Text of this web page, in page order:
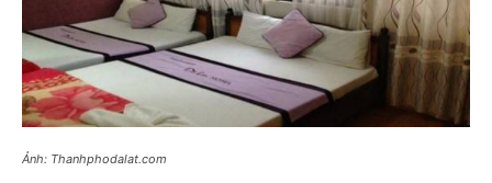
Ảnh: Thanhphodalat.com